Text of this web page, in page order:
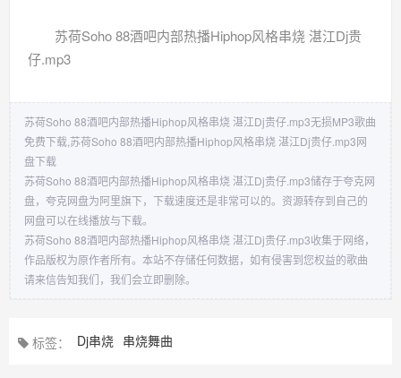
苏荷Soho 88酒吧内部热播Hiphop风格串烧 湛江Dj贵
仔.mp3
苏荷Soho 88酒吧内部热播Hiphop风格串烧 湛江Dj贵仔.mp3无损MP3歌曲
免费下载,苏荷Soho 88酒吧内部热播Hiphop风格串烧 湛江Dj贵仔.mp3网
盘下载
苏荷Soho 88酒吧内部热播Hiphop风格串烧 湛江Dj贵仔.mp3储存于夸克网
盘，夸克网盘为阿里旗下，下载速度还是非常可以的。资源转存到自己的
网盘可以在线播放与下载。
苏荷Soho 88酒吧内部热播Hiphop风格串烧 湛江Dj贵仔.mp3收集于网络，
作品版权为原作者所有。本站不存储任何数据，如有侵害到您权益的歌曲
请来信告知我们，我们会立即删除。
标签： Dj串烧 串烧舞曲